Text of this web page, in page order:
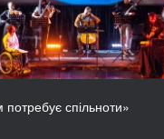
спільноти»